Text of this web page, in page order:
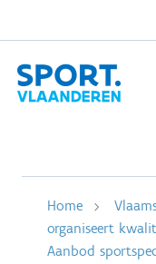
Home
organiseert
Aanbod